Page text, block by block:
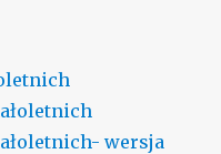
wersja